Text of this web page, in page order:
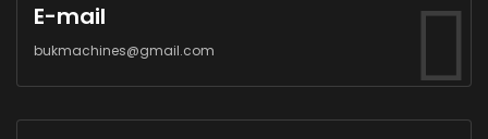
E-mail
bukmachines@gmail.com